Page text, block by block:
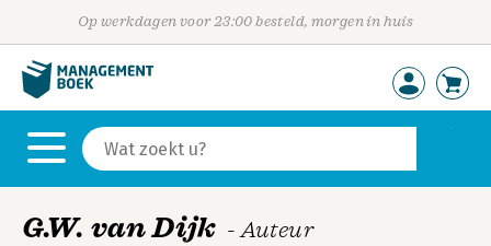
Op werkdagen voor 23:00 besteld, morgen in huis
G.W. van Dijk - Auteur